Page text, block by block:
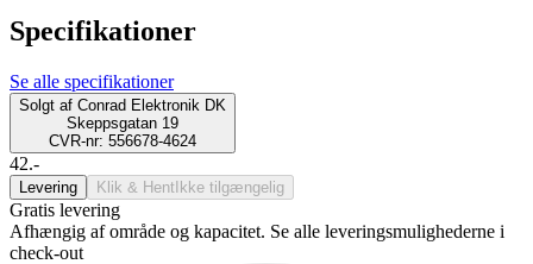
Specifikationer
Se alle specifikationer
Solgt af Conrad Elektronik DK
Skeppsgatan 19
CVR-nr: 556678-4624
42.-
Levering Klik & Hent Ikke tilgængelig
Gratis levering
Afhængig af område og kapacitet. Se alle leveringsmulighederne i
check-out